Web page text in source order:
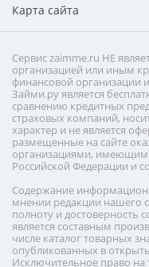
Карта сайта
Сервис zaimme.ru НЕ
организацией или иным
финансовой организации
Займи.ру является
сравнению кредитных
страховых компаний,
характер и не является
размещенные на сайте
организациями,
Российской Федерации и
Содержание
мнении редакции нашего
полноту и достоверность
является составным
числе каталог товарных
опубликованных в
Исключительное право на